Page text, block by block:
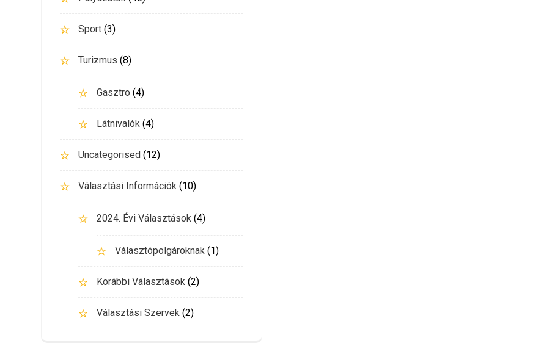
Sport (3)
Turizmus (8)
Gasztro (4)
Látnivalók (4)
Uncategorised (12)
Választási Információk (10)
2024. Évi Választások (4)
Választópolgároknak (1)
Korábbi Választások (2)
Választási Szervek (2)